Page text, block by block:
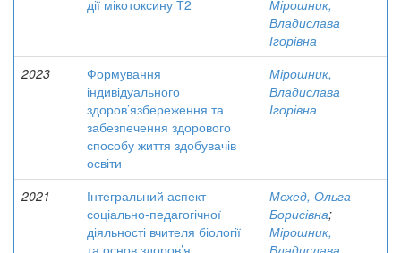
дії мікотоксину Т2
Мірошник,
Владислава
Ігорівна
2023
Формування
індивідуального
здоров’язбереження та
забезпечення здорового
способу життя здобувачів
освіти
Мірошник,
Владислава
Ігорівна
2021
Інтегральний аспект
соціально-педагогічної
діяльності вчителя біології
та основ здоров’я
Мехед, Ольга
Борисівна;
Мірошник,
Владислава